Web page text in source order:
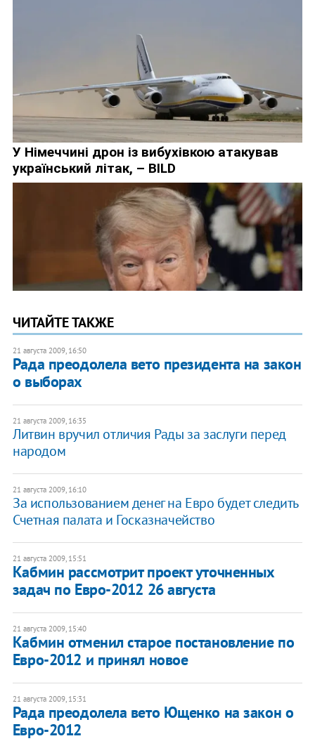
ЧИТАЙТЕ ТАКЖЕ
21 августа 2009, 16:50
Рада преодолела вето президента на закон
о выборах
21 августа 2009, 16:35
Литвин вручил отличия Рады за заслуги перед
народом
21 августа 2009, 16:10
За использованием денег на Евро будет следить
Счетная палата и Госказначейство
21 августа 2009, 15:51
Кабмин рассмотрит проект уточненных
задач по Евро-2012 26 августа
21 августа 2009, 15:40
Кабмин отменил старое постановление по
Евро-2012 и принял новое
21 августа 2009, 15:31
Рада преодолела вето Ющенко на закон о
Евро-2012